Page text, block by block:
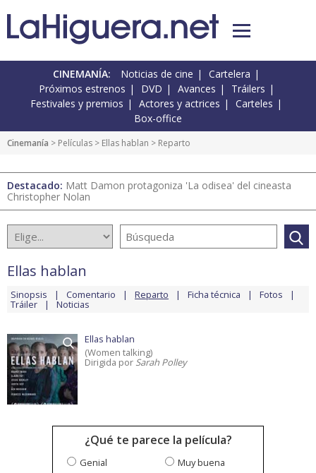
CINEMANÍA: Noticias de cine
Cartelera
Próximos estrenos
DVD Avances
Tráilers
Festivales y premios
Actores y actrices
Carteles
Box-office
Cinemanía > Películas > Ellas hablan > Reparto
Destacado: Matt Damon protagoniza 'La odisea' del cineasta
Christopher Nolan
Ellas hablan
Sinopsis Comentario Reparto Ficha técnica Fotos
Tráiler Noticias
Ellas hablan
(Women talking)
Dirigida por Sarah Polley
¿Qué te parece la película?
Genial
Muy buena